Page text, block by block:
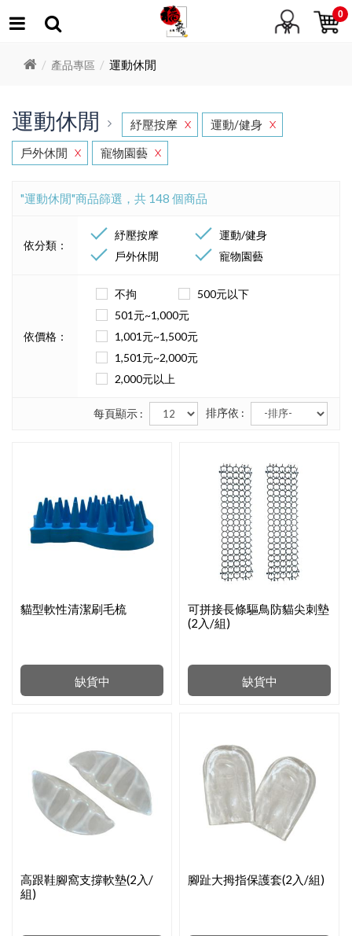
0
產品專區 運動休閒
運動休閒 紓壓按摩 X 運動/健身 X
戶外休閒 X 寵物園藝 X
"運動休閒"商品篩選，共 148 個商品
依分類：
紓壓按摩
運動/健身
戶外休閒
寵物園藝
依價格：
不拘
500元以下
501元~1,000元
1,001元~1,500元
1,501元~2,000元
2,000元以上
排序依 :
每頁顯示 :
缺貨中
貓型軟性清潔刷毛梳
缺貨中
可拼接長條驅鳥防貓尖刺墊
(2入/組)
高跟鞋腳窩支撐軟墊(2入/
組)
腳趾大拇指保護套(2入/組)